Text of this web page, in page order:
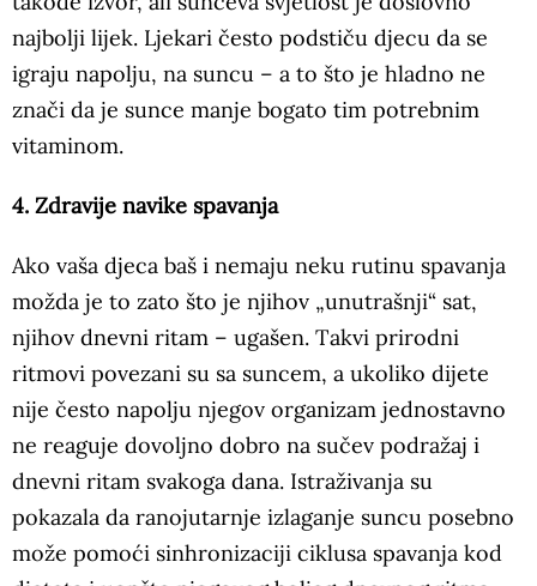
najbolji lijek. Ljekari često podstiču djecu da se
igraju napolju, na suncu – a to što je hladno ne
znači da je sunce manje bogato tim potrebnim
vitaminom.
4. Zdravije navike spavanja
Ako vaša djeca baš i nemaju neku rutinu spavanja
možda je to zato što je njihov „unutrašnji“ sat,
njihov dnevni ritam – ugašen. Takvi prirodni
ritmovi povezani su sa suncem, a ukoliko dijete
nije često napolju njegov organizam jednostavno
ne reaguje dovoljno dobro na sučev podražaj i
dnevni ritam svakoga dana. Istraživanja su
pokazala da ranojutarnje izlaganje suncu posebno
može pomoći sinhronizaciji ciklusa spavanja kod